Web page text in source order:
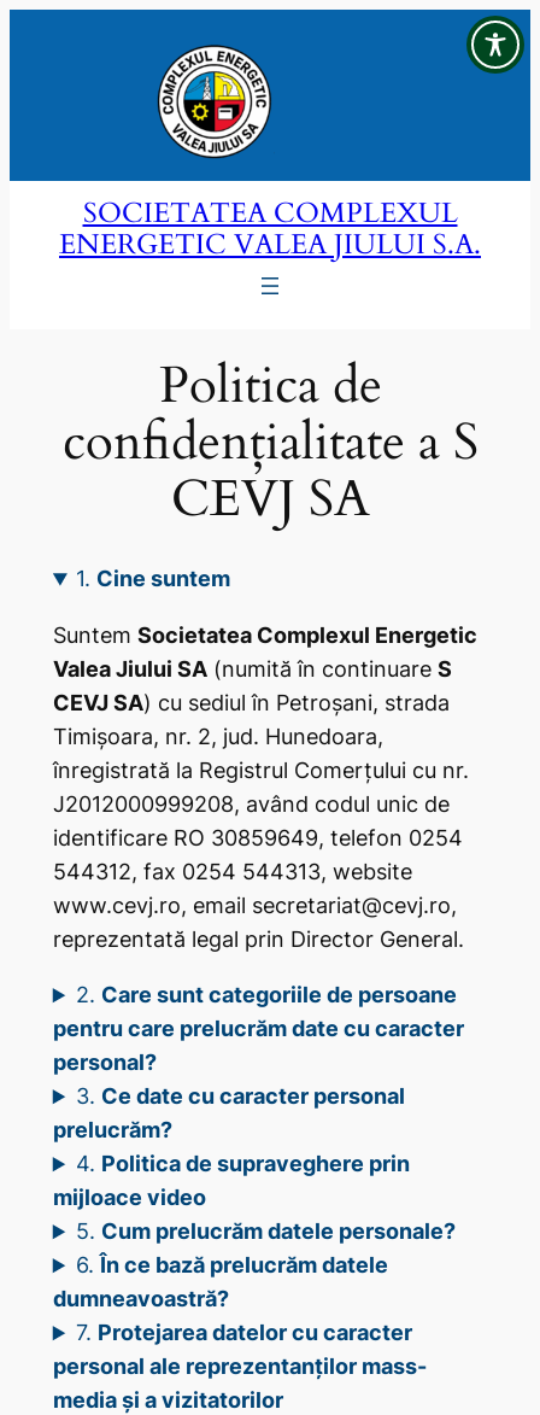
SOCIETATEA COMPLEXUL
ENERGETIC VALEA JIULUI S.A.
Politica de
confidențialitate a S
CEVJ SA
1. Cine suntem
Suntem Societatea Complexul Energetic
Valea Jiului SA(numită în continuare S
CEVJ SA) cu sediul în Petroșani, strada
Timișoara, nr. 2, jud. Hunedoara,
înregistrată la Registrul Comerțului cu nr.
J2012000999208, având codul unic de
identificare RO 30859649, telefon 0254
544312, fax 0254 544313, website
www.cevj.ro, email secretariat@cevj.ro,
reprezentată legal prin Director General.
2. Care sunt categoriile de persoane
pentru care prelucrăm date cu caracter
personal?
3. Ce date cu caracter personal
prelucrăm?
4. Politica de supraveghere prin
mijloace video
5. Cum prelucrăm datele personale?
6.În ce bază prelucrăm datele
dumneavoastră?
7. Protejarea datelor cu caracter
personal ale reprezentanților mass-
media și a vizitatorilor